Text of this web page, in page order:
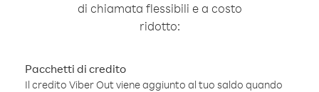
di chiamata flessibili e a costo
ridotto:
Pacchetti di credito
Il credito Viber Out viene aggiunto al tuo saldo quando